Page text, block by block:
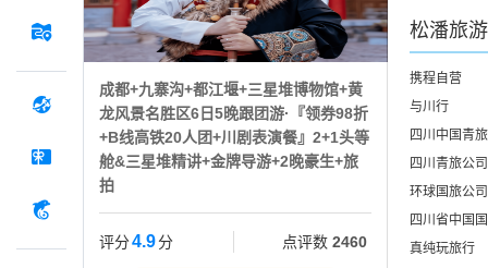
成都+九寨沟+都江堰+三星堆博物馆+黄
龙风景名胜区6日5晚跟团游·『领券98折
+B线高铁20人团+川剧表演餐』2+1头等
舱&三星堆精讲+金牌导游+2晚豪生+旅
拍
评分4.9分 点评数 2460
松潘旅
携程自营
与川行
四川中国青
四川青旅公司
环球国旅公司
四川省中国
真纯玩旅行